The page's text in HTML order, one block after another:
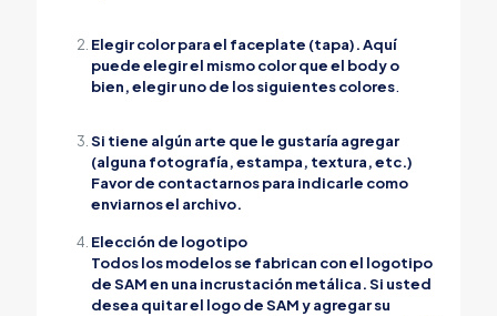
Elegir color para el faceplate (tapa). Aquí
puede elegir el mismo color que el body o
bien, elegir uno de los siguientes colores.
Si tiene algún arte que le gustaría agregar
(alguna fotografía, estampa, textura, etc.)
Favor de contactarnos para indicarle como
enviarnos el archivo.
Elección de logotipo
Todos los modelos se fabrican con el logotipo
de SAM en una incrustación metálica. Si usted
desea quitar el logo de SAM y agregar su